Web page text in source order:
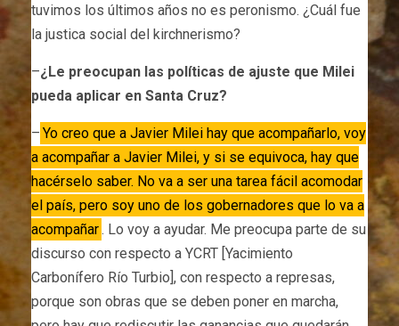
tuvimos los últimos años no es peronismo. ¿Cuál fue
la justica social del kirchnerismo?
–¿Le preocupan las políticas de ajuste que Milei
pueda aplicar en Santa Cruz?
– Yo creo que a Javier Milei hay que acompañarlo, voy
a acompañar a Javier Milei, y si se equivoca, hay que
hacérselo saber. No va a ser una tarea fácil acomodar
el país, pero soy uno de los gobernadores que lo va a
acompañar . Lo voy a ayudar. Me preocupa parte de su
discurso con respecto a YCRT [Yacimiento
Carbonífero Río Turbio], con respecto a represas,
porque son obras que se deben poner en marcha,